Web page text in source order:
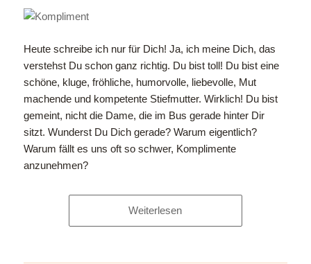
Heute schreibe ich nur für Dich! Ja, ich meine Dich, das
verstehst Du schon ganz richtig. Du bist toll! Du bist eine
schöne, kluge, fröhliche, humorvolle, liebevolle, Mut
machende und kompetente Stiefmutter. Wirklich! Du bist
gemeint, nicht die Dame, die im Bus gerade hinter Dir
sitzt. Wunderst Du Dich gerade? Warum eigentlich?
Warum fällt es uns oft so schwer, Komplimente
anzunehmen?
Weiterlesen